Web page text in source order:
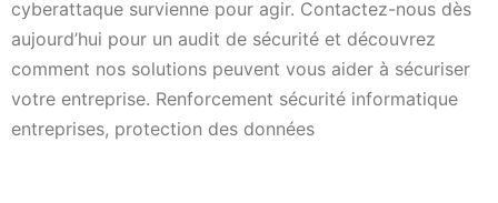
cyberattaque survienne pour agir. Contactez-nous dès
aujourd’hui pour un audit de sécurité et découvrez
comment nos solutions peuvent vous aider à sécuriser
votre entreprise. Renforcement sécurité informatique
entreprises, protection des données